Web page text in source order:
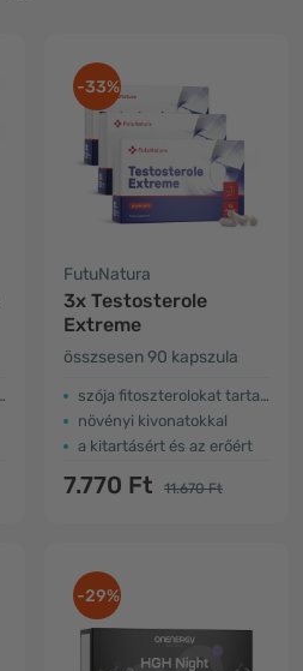
-33%
FutuNatura
3x Testosterole
Extreme
összsesen 90 kapszula
szója fitoszterolokat tartalmaz
növényi kivonatokkal
a kitartásért és az erőért
7.770 Ft 11.670 Ft
-29%